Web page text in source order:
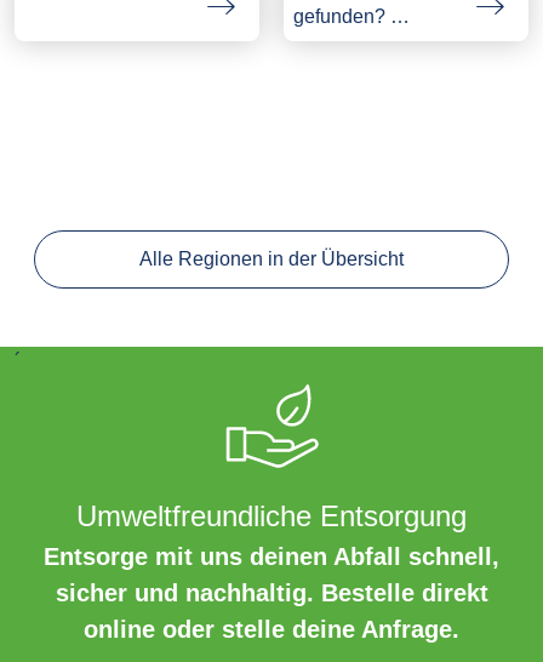
gefunden? …
Alle Regionen in der Übersicht
´
Umweltfreundliche Entsorgung
Entsorge mit uns deinen Abfall schnell,
sicher und nachhaltig. Bestelle direkt
online oder stelle deine Anfrage.